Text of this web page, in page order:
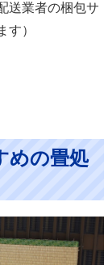
送業者の梱包サ
す）
めの畳処